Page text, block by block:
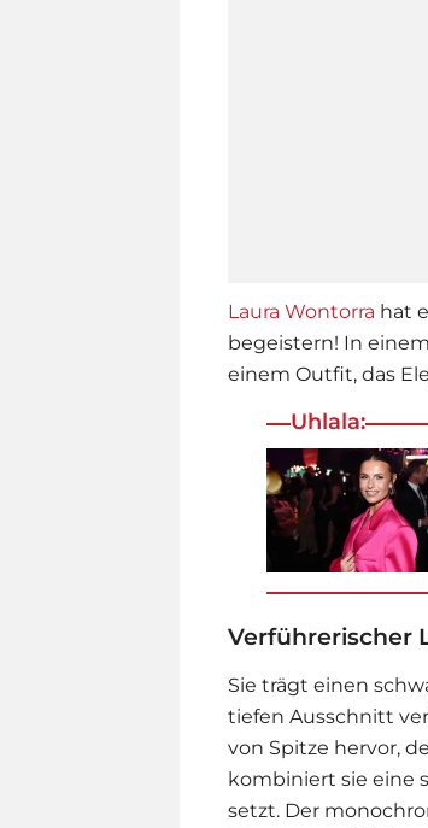
Laura Wontorra hat
begeistern! In
einem Outfit, das
Uhlala:
Verführerischer
Sie trägt einen
tiefen Ausschnitt
von Spitze hervor,
kombiniert sie eine
setzt. Der